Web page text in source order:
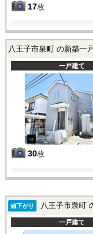
17枚
八王子市泉町 の新築一
一戸建て
30枚
値下がり 八王子市泉町
一戸建て